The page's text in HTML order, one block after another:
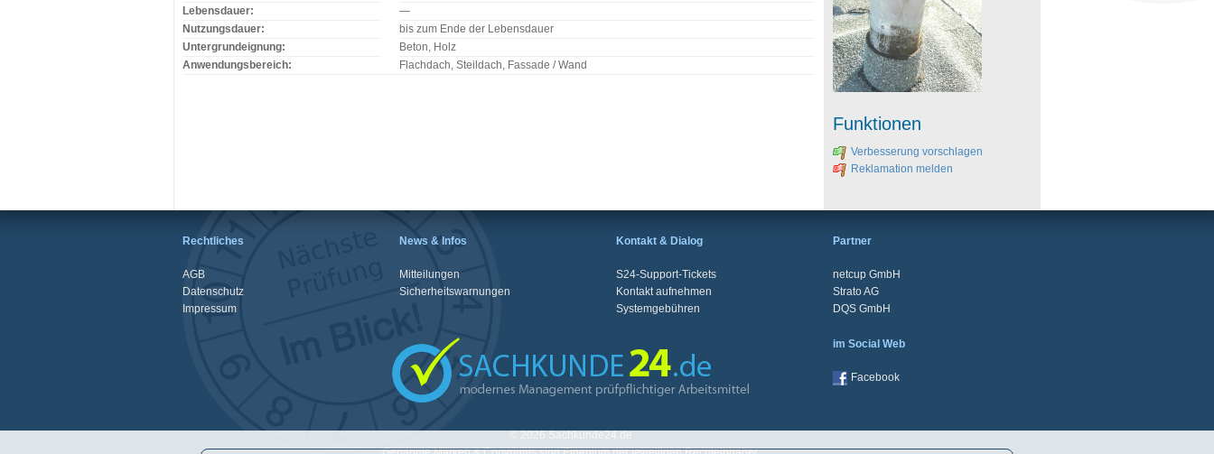
Lebensdauer:
—
Nutzungsdauer:
bis zum Ende der Lebensdauer
Untergrundeignung:
Beton, Holz
Anwendungsbereich:
Flachdach, Steildach, Fassade / Wand
Funktionen
Verbesserung vorschlagen
Reklamation melden
Rechtliches
AGB
Datenschutz
Impressum
News & Infos
Mitteilungen
Sicherheitswarnungen
Kontakt & Dialog
S24-Support-Tickets
Kontakt aufnehmen
Systemgebühren
Partner
netcup GmbH
Strato AG
DQS GmbH
© 2026 Sachkunde24.de
im Social Web
Facebook